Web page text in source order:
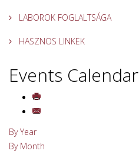
LABOROK FOGLALTSÁGA
HASZNOS LINKEK
Events Calendar
By Year
By Month